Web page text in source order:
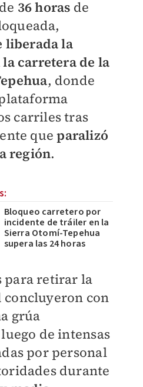
36 horas de
liberada la
carretera de la
, donde
carriles tras
queparalizó
región.
Bloqueo carretero por
incidente de tráiler en la
Sierra Otomí-Tepehua
supera las 24 horas
para retirar la
concluyeron con
grúa
de intensas
por personal
durante